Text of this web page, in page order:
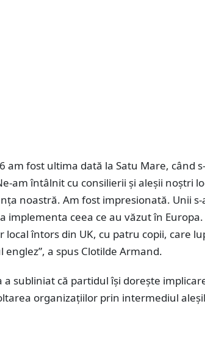
am fost ultima dată la Satu Mare, când
am întâlnit cu consilierii și aleșii noștri
noastră. Am fost impresionată. Unii
implementa ceea ce au văzut în
local întors din UK, cu patru copii, care
englez”, a spus Clotilde Armand.
a subliniat că partidul își dorește
organizațiilor prin intermediul